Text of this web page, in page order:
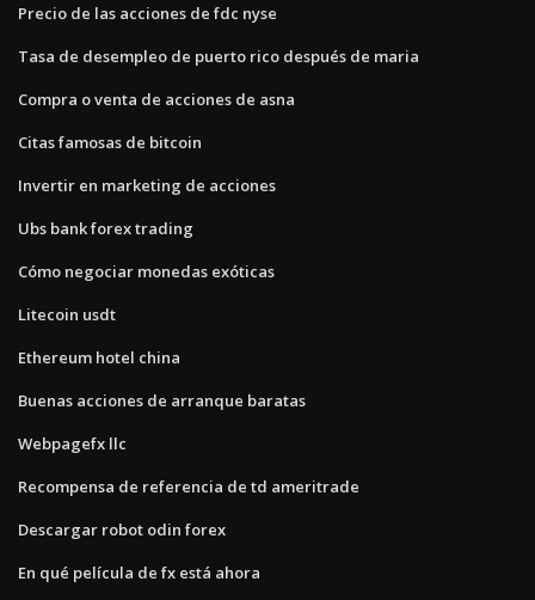
Precio de las acciones de fdc nyse
Tasa de desempleo de puerto rico después de maria
Compra o venta de acciones de asna
Citas famosas de bitcoin
Invertir en marketing de acciones
Ubs bank forex trading
Cómo negociar monedas exóticas
Litecoin usdt
Ethereum hotel china
Buenas acciones de arranque baratas
Webpagefx llc
Recompensa de referencia de td ameritrade
Descargar robot odin forex
En qué película de fx está ahora